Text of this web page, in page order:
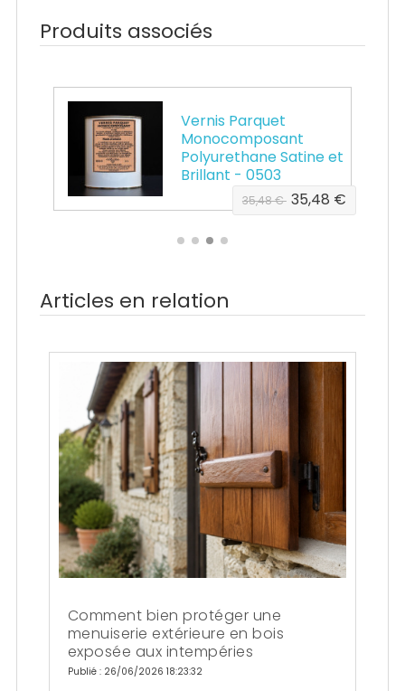
Produits associés
Vernis Parquet
Monocomposant
Polyurethane Satine et
Brillant - 0503
35,48 € 35,48 €
Articles en relation
Comment bien protéger une
menuiserie extérieure en bois
exposée aux intempéries
Publié : 26/06/2026 18:23:32